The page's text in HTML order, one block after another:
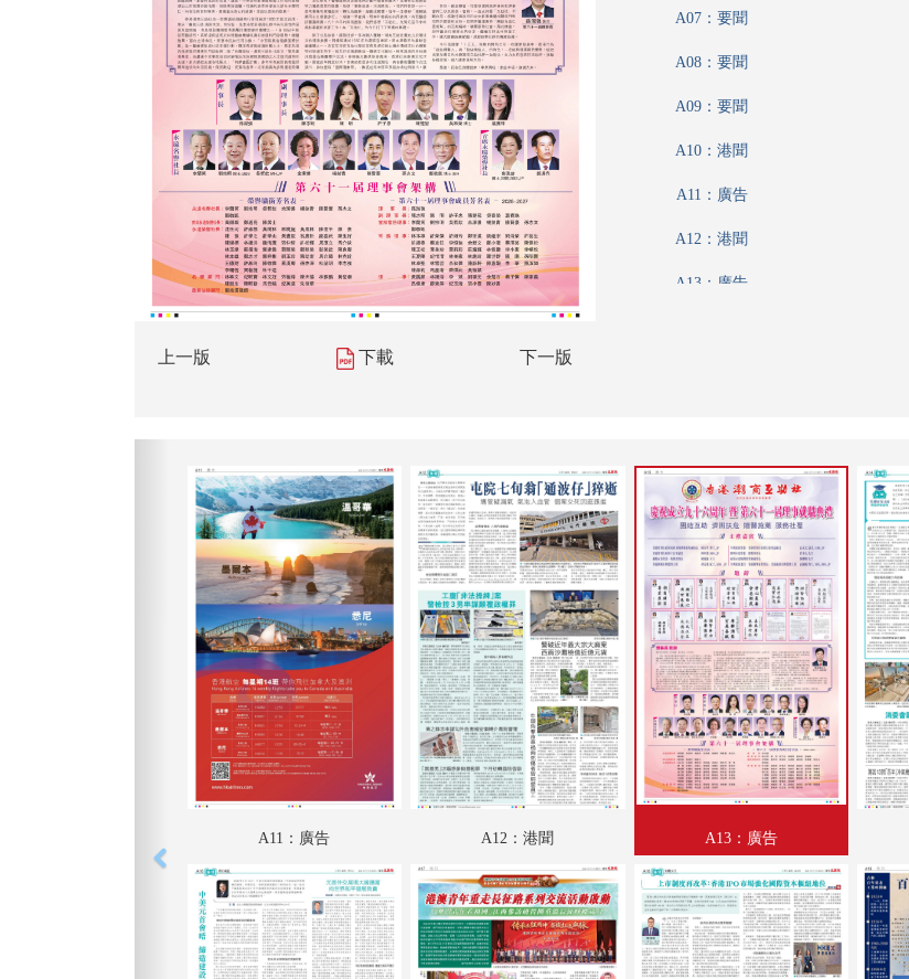
上一版 下載 下一版
A07：要聞
A08：要聞
A09：要聞
A10：港聞
A11：廣告
A12：港聞
A13：廣告
A18：財觀天下
A19：特刊
A20：文教薈萃
A21：人物
A22：國際
B01：娛樂
B02：娛樂
B04：名家匯
B05：采風
B06：廣告
A11：廣告 A12：港聞 A13：廣告